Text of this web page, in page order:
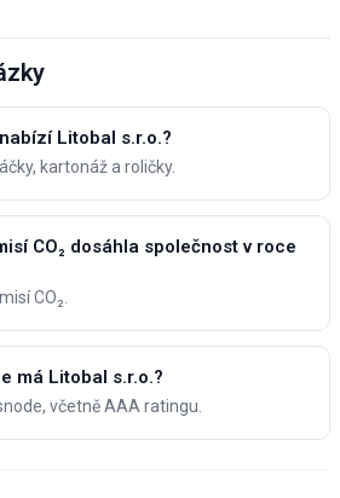
Litobal s.r.o.?
kartonáž a roličky.
CO₂ dosáhla společnost v roce
CO₂.
má Litobal s.r.o.?
včetně AAA ratingu.